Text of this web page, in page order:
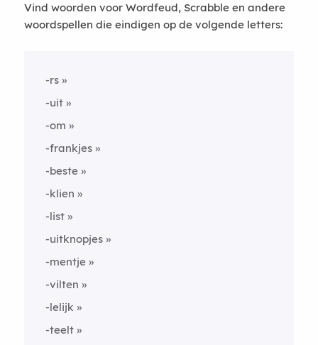
Vind woorden voor Wordfeud, Scrabble en andere
woordspellen die eindigen op de volgende letters:
-rs
-uit
-om
-frankjes
-beste
-klien
-list
-uitknopjes
-mentje
-vilten
-lelijk
-teelt